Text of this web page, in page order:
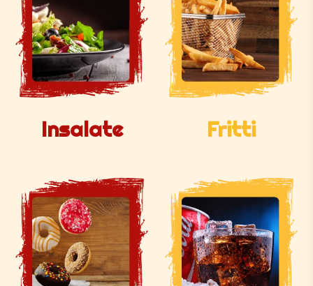
Insalate Fritti